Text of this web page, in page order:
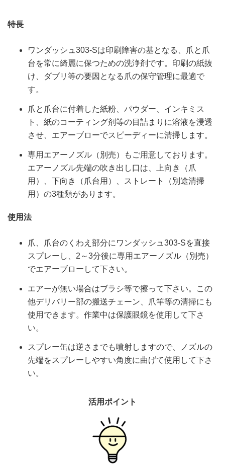
特長
ワンダッシュ303-Sは印刷障害の基となる、爪と爪
台を常に綺麗に保つための洗浄剤です。印刷の紙抜
け、ダブリ等の要因となる爪の保守管理に最適で
す。
爪と爪台に付着した紙粉、パウダー、インキミス
ト、紙のコーティング剤等の目詰まりに溶液を浸透
させ、エアーブローでスピーディーに清掃します。
専用エアーノズル（別売）もご用意しております。
エアーノズル先端の吹き出し口は、上向き（爪
用）、下向き（爪台用）、ストレート（別途清掃
用）の3種類があります。
使用法
爪、爪台のくわえ部分にワンダッシュ303-Sを直接
スプレーし、2～3分後に専用エアーノズル（別売）
でエアーブローして下さい。
エアーが無い場合はブラシ等で擦って下さい。この
他デリバリー部の搬送チェーン、爪竿等の清掃にも
使用できます。作業中は保護眼鏡を使用して下さ
い。
スプレー缶は逆さまでも噴射しますので、ノズルの
先端をスプレーしやすい角度に曲げて使用して下さ
い。
活用ポイント